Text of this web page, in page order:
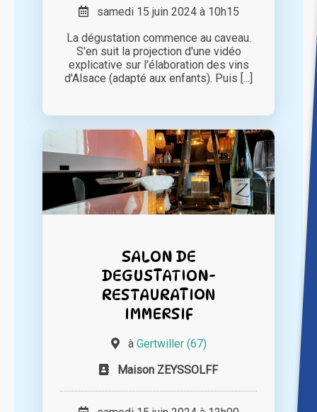
samedi 15 juin 2024 à 10h15
La dégustation commence au caveau.
S'en suit la projection d'une vidéo
explicative sur l'élaboration des vins
d'Alsace (adapté aux enfants). Puis [...]
SALON DE
DEGUSTATION-
RESTAURATION
IMMERSIF
à Gertwiller (67)
Maison ZEYSSOLFF